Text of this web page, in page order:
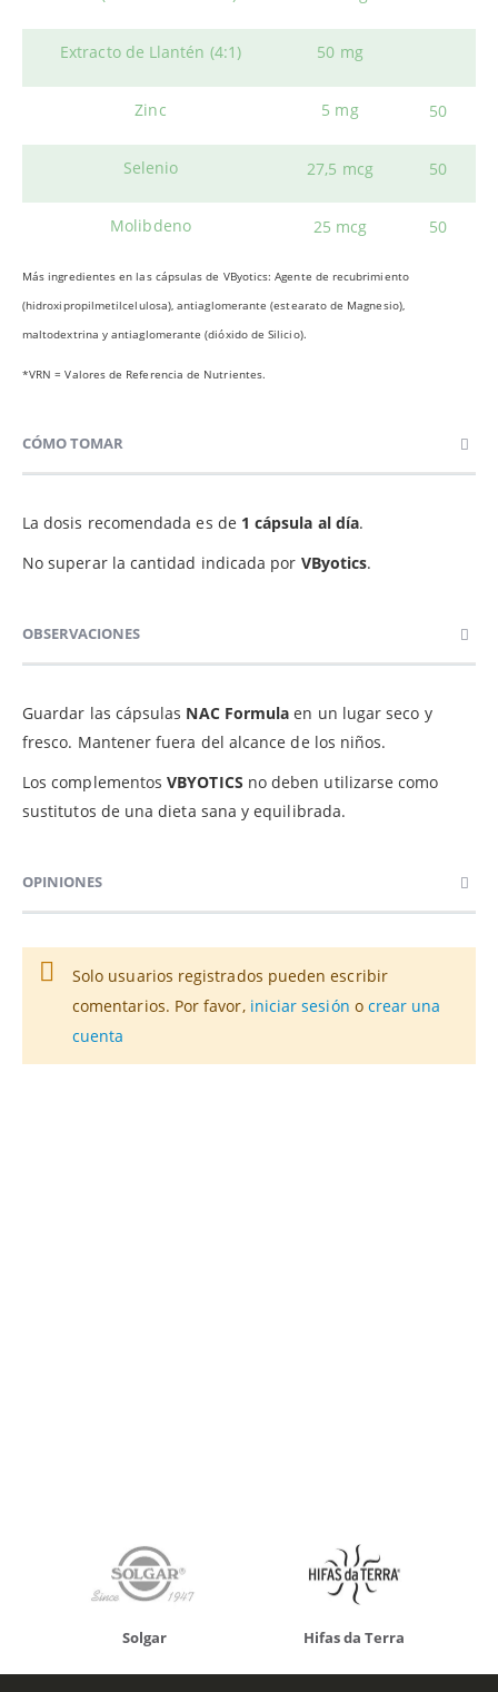
Extracto de Llantén (4:1) 50 mg
Zinc 5 mg 50
Selenio 27,5 mcg 50
Molibdeno 25 mcg 50
Más ingredientes en las cápsulas de VByotics: Agente de recubrimiento
(hidroxipropilmetilcelulosa), antiaglomerante (estearato de Magnesio),
maltodextrina y antiaglomerante (dióxido de Silicio).
*VRN = Valores de Referencia de Nutrientes.
CÓMO TOMAR
La dosis recomendada es de 1 cápsula al día.
No superar la cantidad indicada por VByotics.
OBSERVACIONES
Guardar las cápsulas NAC Formula en un lugar seco y
fresco. Mantener fuera del alcance de los niños.
Los complementosVBYOTICS no deben utilizarse como
sustitutos de una dieta sana y equilibrada.
OPINIONES
Solo usuarios registrados pueden escribir
comentarios. Por favor, iniciar sesión o crear una
cuenta
Solgar Hifas da Terra